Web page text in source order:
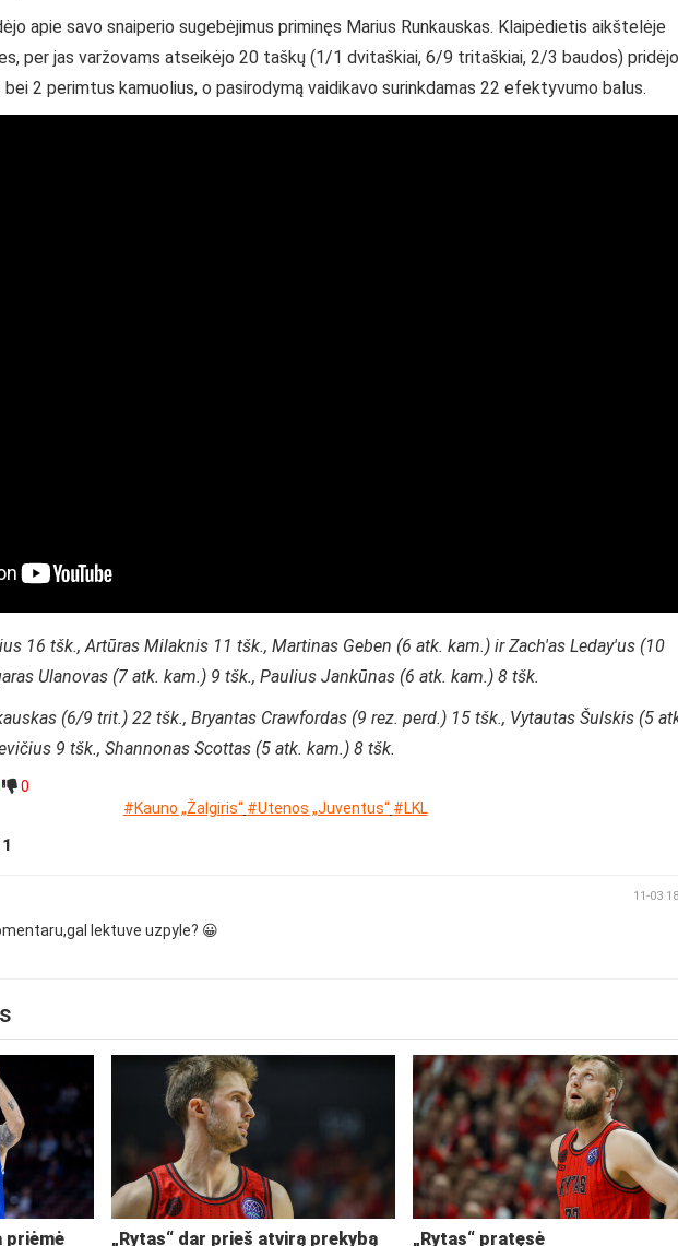
apie savo snaiperio sugebėjimus priminęs Marius Runkauskas. Klaipėdietis aikštelėje
per jas varžovams atseikėjo 20 taškų (1/1 dvitaškiai, 6/9 tritaškiai, 2/3 baudos)
2 perimtus kamuolius, o pasirodymą vaidikavo surinkdamas 22 efektyvumo balus.
16 tšk., Artūras Milaknis 11 tšk., Martinas Geben (6 atk. kam.) ir Zach'as Leday'us (10
Ulanovas (7 atk. kam.) 9 tšk., Paulius Jankūnas (6 atk. kam.) 8 tšk.
(6/9 trit.) 22 tšk., Bryantas Crawfordas (9 rez. perd.) 15 tšk., Vytautas Šulskis (5
9 tšk., Shannonas Scottas (5 atk. kam.) 8 tšk.
0
#Kauno „Žalgiris“ #Utenos „Juventus“ #LKL
11-03
lektuve uzpyle? 😀
priėmė
„Rytas“ dar prieš atvirą prekybą
„Rytas“ pratęsė